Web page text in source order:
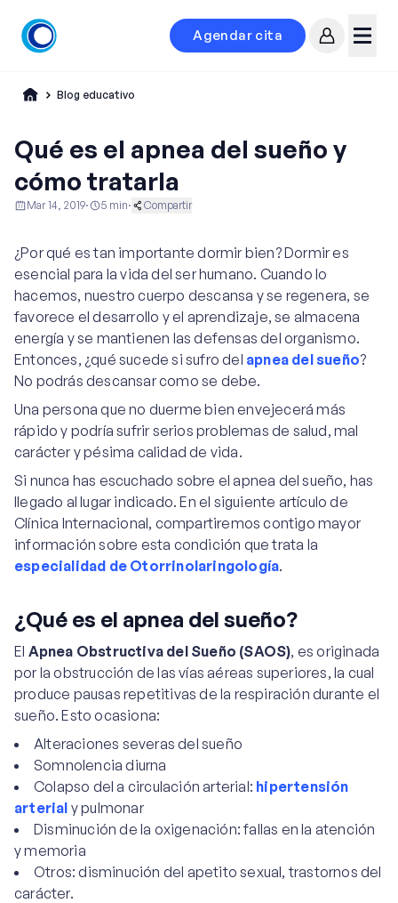
Agendar cita
Blog educativo
Qué es el apnea del sueño y
cómo tratarla
Mar 14, 2019· 5 min· Compartir
Educación al Paciente
Ginecología y Obstetricia
Otorrinolaringología
¿Por qué es tan importante dormir bien? Dormir es
esencial para la vida del ser humano. Cuando lo
hacemos, nuestro cuerpo descansa y se regenera, se
favorece el desarrollo y el aprendizaje, se almacena
energía y se mantienen las defensas del organismo.
Entonces, ¿qué sucede si sufro del apnea del sueño?
No podrás descansar como se debe.
Una persona que no duerme bien envejecerá más
rápido y podría sufrir serios problemas de salud, mal
carácter y pésima calidad de vida.
Si nunca has escuchado sobre el apnea del sueño, has
llegado al lugar indicado. En el siguiente artículo de
Clínica Internacional, compartiremos contigo mayor
información sobre esta condición que trata la
especialidad de Otorrinolaringología.
¿Qué es el apnea del sueño?
El Apnea Obstructiva del Sueño (SAOS), es originada
por la obstrucción de las vías aéreas superiores, la cual
produce pausas repetitivas de la respiración durante el
sueño. Esto ocasiona:
Alteraciones severas del sueño
Somnolencia diurna
Colapso del a circulación arterial: hipertensión
arterial y pulmonar
Disminución de la oxigenación: fallas en la atención
y memoria
Otros: disminución del apetito sexual, trastornos del
carácter.